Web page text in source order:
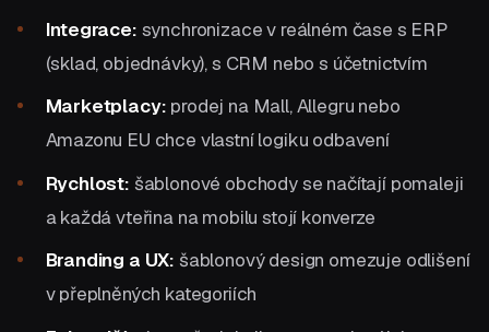
Integrace: synchronizace v reálném čase s ERP
(sklad, objednávky), s CRM nebo s účetnictvím
Marketplacy: prodej na Mall, Allegru nebo
Amazonu EU chce vlastní logiku odbavení
Rychlost: šablonové obchody se načítají pomaleji
a každá vteřina na mobilu stojí konverze
Branding a UX: šablonový design omezuje odlišení
v přeplněných kategoriích